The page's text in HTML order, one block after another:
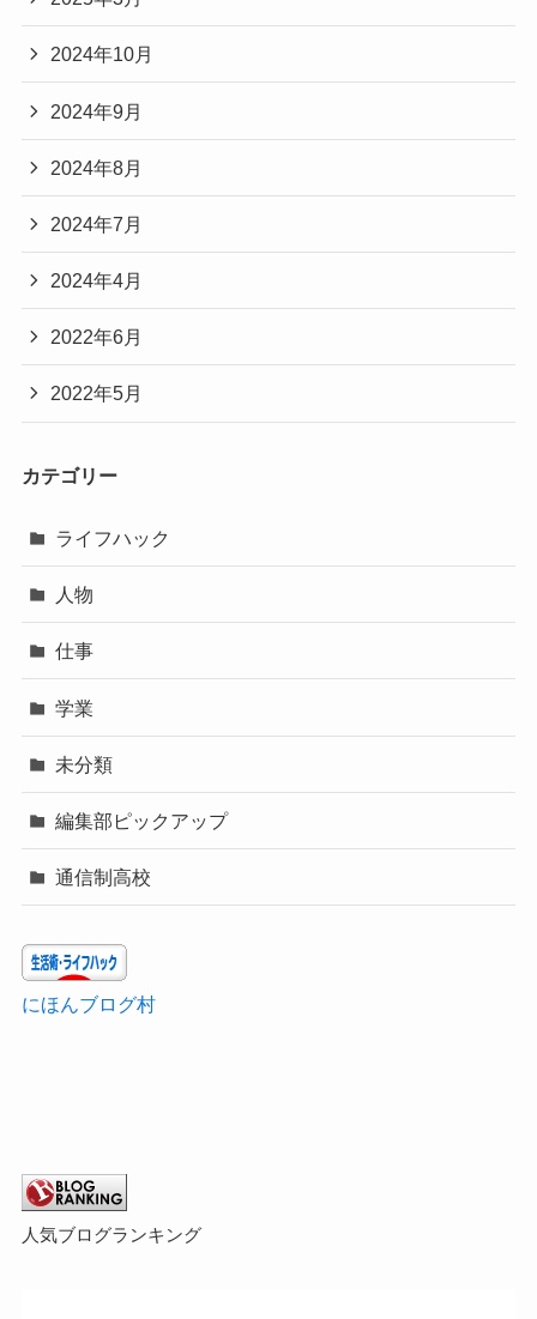
2024年10月
2024年9月
2024年8月
2024年7月
2024年4月
2022年6月
2022年5月
カテゴリー
ライフハック
人物
仕事
学業
未分類
編集部ピックアップ
通信制高校
にほんブログ村
人気ブログランキング